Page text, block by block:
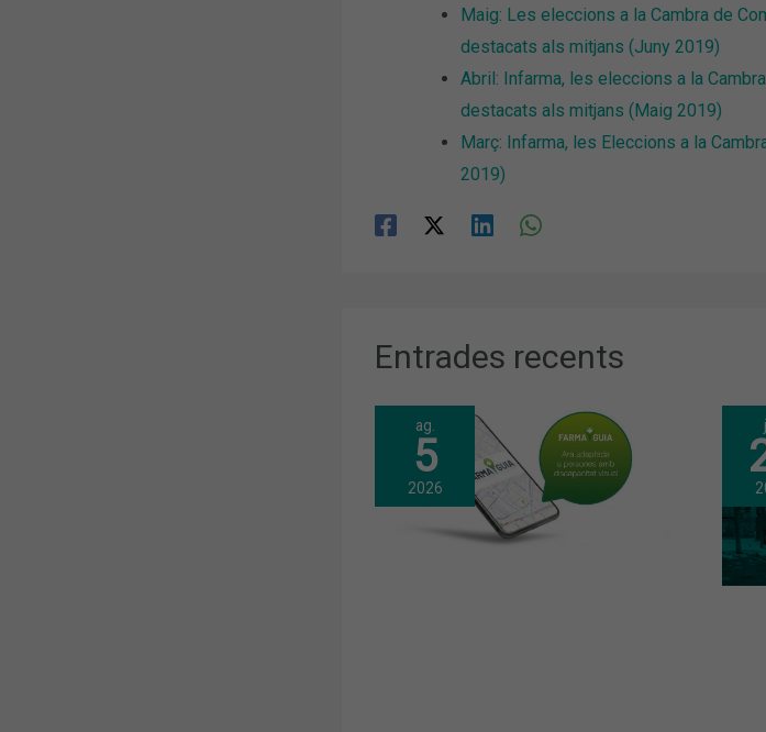
Maig: Les eleccions a la Cambra de
destacats als mitjans (Juny 2019)
Abril: Infarma, les eleccions a la
destacats als mitjans (Maig 2019)
Març: Infarma, les Eleccions a la
2019)
Entrades recents
ag.
5
2026